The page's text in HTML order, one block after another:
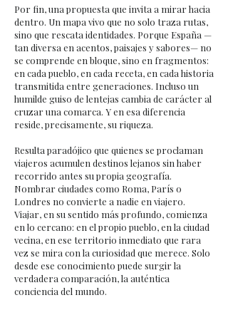
Por fin, una propuesta que invita a mirar hacia
dentro. Un mapa vivo que no solo traza rutas,
sino que rescata identidades. Porque España —
tan diversa en acentos, paisajes y sabores— no
se comprende en bloque, sino en fragmentos:
en cada pueblo, en cada receta, en cada historia
transmitida entre generaciones. Incluso un
humilde guiso de lentejas cambia de carácter al
cruzar una comarca. Y en esa diferencia
reside, precisamente, su riqueza.
Resulta paradójico que quienes se proclaman
viajeros acumulen destinos lejanos sin haber
recorrido antes su propia geografía.
Nombrar ciudades como Roma, París o
Londres no convierte a nadie en viajero.
Viajar, en su sentido más profundo, comienza
en lo cercano: en el propio pueblo, en la ciudad
vecina, en ese territorio inmediato que rara
vez se mira con la curiosidad que merece. Solo
desde ese conocimiento puede surgir la
verdadera comparación, la auténtica
conciencia del mundo.